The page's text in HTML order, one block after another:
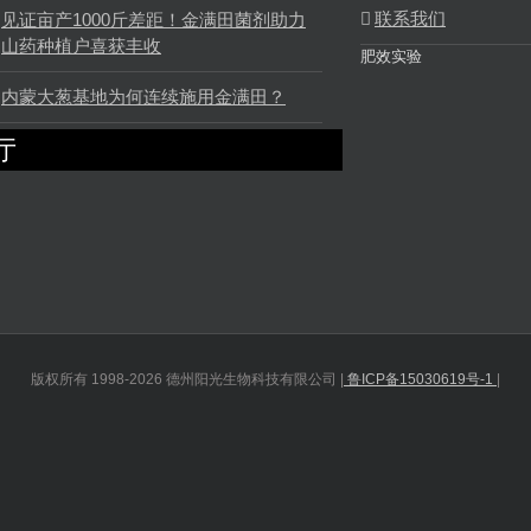
见证亩产1000斤差距！金满田菌剂助力
山药种植户喜获丰收
内蒙大葱基地为何连续施用金满田？
联系我们
肥效实验
版权所有 1998-2026 德州阳光生物科技有限公司 | 鲁ICP备15030619号-1